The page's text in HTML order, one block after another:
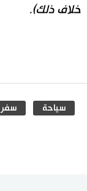
خلاف ذلك).
سياحة سفر